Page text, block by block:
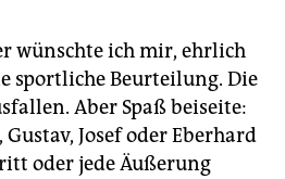
wünschte ich mir, ehrlich
sportliche Beurteilung. Die
Aber Spaß beiseite:
Josef oder Eberhard
oder jede Äußerung